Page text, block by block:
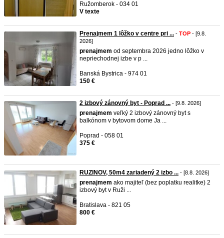
Ružomberok - 034 01
V texte
Prenajmem 1 lôžko v centre pri ... - TOP - [9.8.
2026]
prenajmem od septembra 2026 jedno lôžko v
nepriechodnej izbe v p ...
Banská Bystrica - 974 01
150 €
2 izbový zánovný byt - Poprad ... - [9.8. 2026]
prenajmem veľký 2 izbový zánovný byt s
balkónom v bytovom dome Ja ...
Poprad - 058 01
375 €
RUZINOV, 50m4 zariadený 2 izbo ... - [8.8. 2026]
prenajmem ako majiteľ (bez poplatku realitke) 2
izbový byt v Ruži ...
Bratislava - 821 05
800 €